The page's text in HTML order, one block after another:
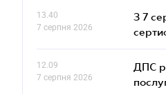
13.40
7 серпня 2026
З 7
12.09
7 серпня 2026
ДПС